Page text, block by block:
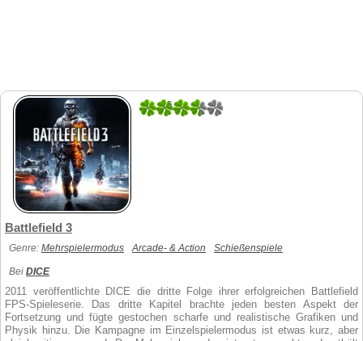
5
Battlefield 3
Genre: Mehrspielermodus Arcade- & Action Schießenspiele
Bei DICE
2011 veröffentlichte DICE die dritte Folge ihrer erfolgreichen Battlefield
FPS-Spieleserie. Das dritte Kapitel brachte jeden besten Aspekt der
Fortsetzung und fügte gestochen scharfe und realistische Grafiken und
Physik hinzu. Die Kampagne im Einzelspielermodus ist etwas kurz, aber